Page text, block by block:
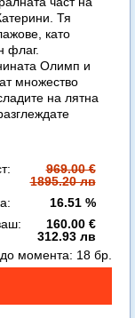
Тя
като
флаг.
Олимп и
множество
на лятна
969.00 €
1895.20 лв
16.51 %
160.00 €
312.93 лв
момента: 18 бр.